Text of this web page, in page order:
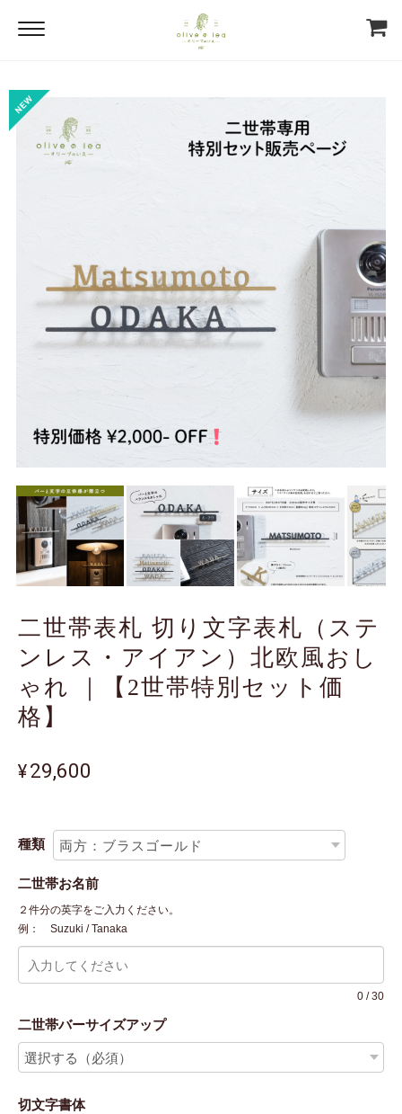
二世帯表札 切り文字表札（ステ
ンレス・アイアン）北欧風おし
ゃれ ｜【2世帯特別セット価
格】
¥29,600
種類
二世帯お名前
２件分の英字をご入力ください。
例： Suzuki / Tanaka
0 /30
二世帯バーサイズアップ
切文字書体